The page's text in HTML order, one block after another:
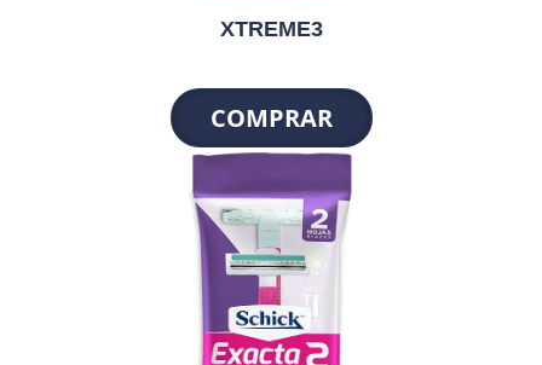
XTREME3
COMPRAR